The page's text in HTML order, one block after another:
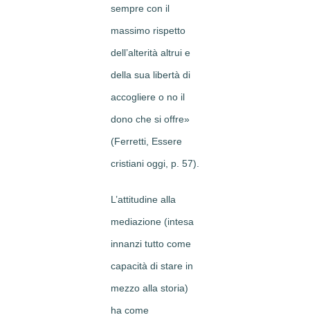
sempre con il
massimo rispetto
dell’alterità altrui e
della sua libertà di
accogliere o no il
dono che si offre»
(Ferretti, Essere
cristiani oggi, p. 57).
L’attitudine alla
mediazione (intesa
innanzi tutto come
capacità di stare in
mezzo alla storia)
ha come